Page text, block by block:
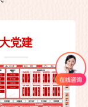
大党建